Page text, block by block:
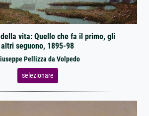
vita: Quello che fa il primo, gli
altri seguono, 1895-98
Pellizza da Volpedo
selezionare